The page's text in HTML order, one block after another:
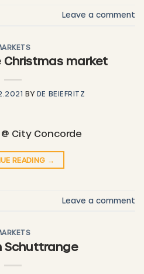
Leave a comment
Christmas market
BY DE BEIEFRITZ
City Concorde
READING →
Leave a comment
Schuttrange